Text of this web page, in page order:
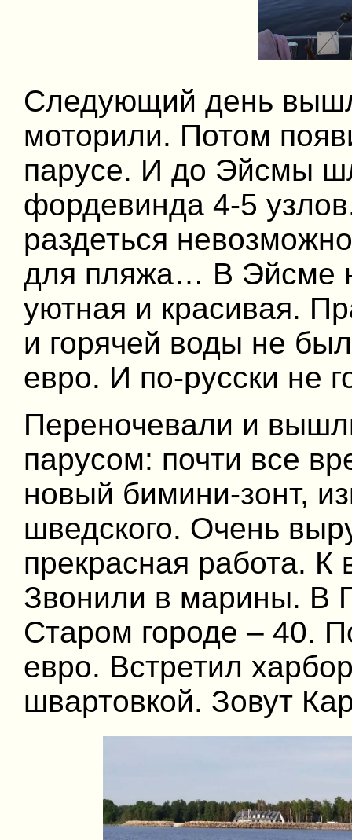
Следующий день
моторили. Потом
парусе. И до Эйсмы
фордевинда 4-5
раздеться
для пляжа… В Эйсме
уютная и красивая.
и горячей воды не
евро. И по-русски не
Переночевали и
парусом: почти все
новый бимини-зонт,
шведского. Очень
прекрасная работа. К
Звонили в марины. В
Старом городе – 40.
евро. Встретил
швартовкой. Зовут